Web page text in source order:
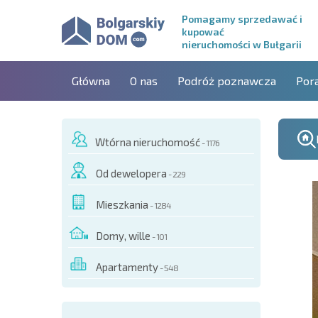
Pomagamy sprzedawać i
kupować
nieruchomości w Bułgarii
Główna O nas Podróż poznawcza
Wtórna nieruchomość - 1176
Od dewelopera - 229
Mieszkania - 1284
Domy, wille - 101
Apartamenty - 548
TYM OBIEKCIE